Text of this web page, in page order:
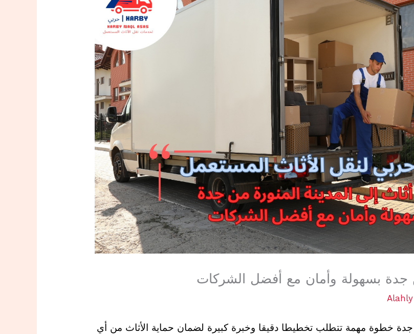
جدة بسهولة وأمان مع أفضل الشركات
جدة خطوة مهمة تتطلب تخطيطا دقيقا وخبرة كبيرة لضمان حماية الأثاث من أي